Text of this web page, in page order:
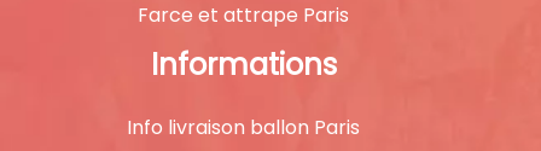
Farce et attrape Paris
Informations
Info livraison ballon Paris